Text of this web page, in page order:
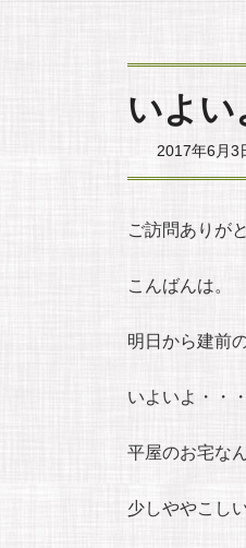
いよい
2017年6月3
ご訪問ありが
こんばんは。
明日から建前
いよいよ・・
平屋のお宅な
少しややこし